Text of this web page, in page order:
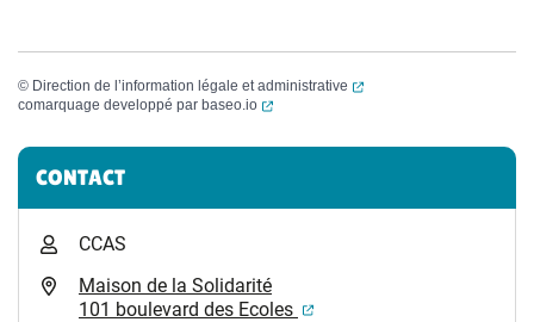
© Direction de l’information légale et administrative
(ouverture dans un
comarquage developpé par baseo.io (ouverture dans un nouvel onglet)
Informations complémentaires
CONTACT
CCAS
Maison de la Solidarité
101 boulevard des Ecoles
(ouverture dans un